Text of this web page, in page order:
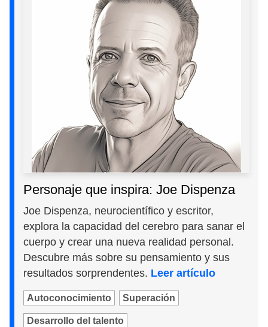
Personaje que inspira: Joe Dispenza
Joe Dispenza, neurocientífico y escritor,
explora la capacidad del cerebro para sanar el
cuerpo y crear una nueva realidad personal.
Descubre más sobre su pensamiento y sus
resultados sorprendentes. Leer artículo
Autoconocimiento Superación
Desarrollo del talento